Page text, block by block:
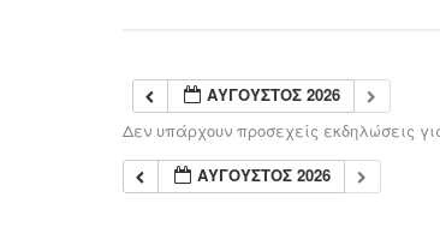
ΑΎΓΟΥΣΤΟΣ 2026
Δεν υπάρχουν προσεχείς εκδηλώσεις
ΑΎΓΟΥΣΤΟΣ 2026